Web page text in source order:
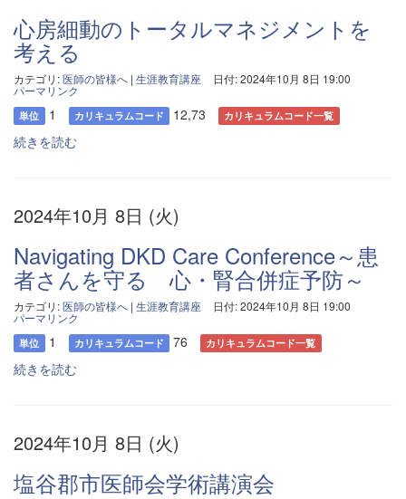
心房細動のトータルマネジメントを
考える
カテゴリ:医師の皆様へ | 生涯教育講座 日付: 2024年10月 8日 19:00
パーマリンク
単位 1 カリキュラムコード 12,73 カリキュラムコード一覧
続きを読む
2024年10月 8日 (火)
Navigating DKD Care Conference～患
者さんを守る 心・腎合併症予防～
カテゴリ:医師の皆様へ | 生涯教育講座 日付: 2024年10月 8日 19:00
パーマリンク
単位 1 カリキュラムコード 76 カリキュラムコード一覧
続きを読む
2024年10月 8日 (火)
塩谷郡市医師会学術講演会